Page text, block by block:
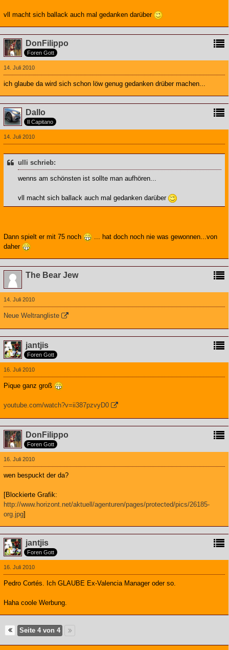
vll macht sich ballack auch mal gedanken darüber
DonFilippo
Foren Gott
14. Juli 2010
ich glaube da wird sich schon löw genug gedanken drüber machen...
Dallo
Il Capitano
14. Juli 2010
ulli schrieb:
wenns am schönsten ist sollte man aufhören...
vll macht sich ballack auch mal gedanken darüber
Dann spielt er mit 75 noch
... hat doch noch nie was gewonnen...von
daher
The Bear Jew
14. Juli 2010
Neue Weltrangliste
jantjis
Foren Gott
16. Juli 2010
Pique ganz groß
youtube.com/watch?v=ii387pzvyD0
DonFilippo
Foren Gott
16. Juli 2010
wen bespuckt der da?
[Blockierte Grafik:
http://www.horizont.net/aktuell/agenturen/pages/protected/pics/26185-
org.jpg]
jantjis
Foren Gott
16. Juli 2010
Pedro Cortés. Ich GLAUBE Ex-Valencia Manager oder so.
Haha coole Werbung.
Seite 4 von 4